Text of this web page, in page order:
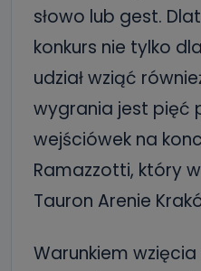
słowo lub gest.
konkurs nie tylko
udział wziąć
wygrania jest pięć
wejściówek na
Ramazzotti, który
Tauron Arenie
Warunkiem wzięcia